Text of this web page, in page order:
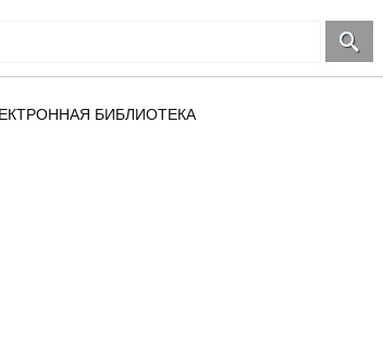
БИБЛИОТЕКА